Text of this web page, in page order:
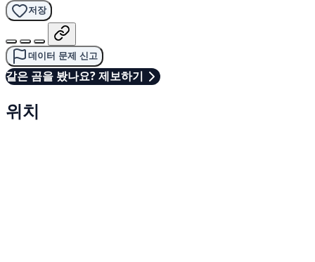
저장
데이터 문제 신고
같은 곰을 봤나요? 제보하기
위치